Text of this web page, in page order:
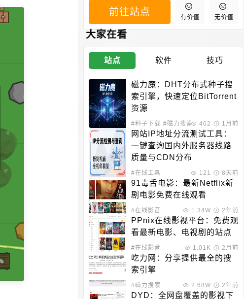
前往站点 有价值 无价值
大家在看
站点 软件 技巧
磁力魔：DHT分布式种子搜
索引擎，快速定位BitTorrent
资源
#种子下载 #磁力搜索 462 1月前
网站IP地址分流测试工具：
一键查询国内外服务器线路
质量与CDN分布
#在线工具 121 8天前
91毒舌电影：最新Netflix新
剧电影免费在线观看
#在线影音 1.34W 2年前
PPnix在线影视平台：免费观
看最新电影、电视剧的站点
#在线影音 1.01K 2月前
吃力网：分享提供最全的搜
索引擎
#磁力搜索 2.68W 2年前
DYD：全网盘覆盖的影视下